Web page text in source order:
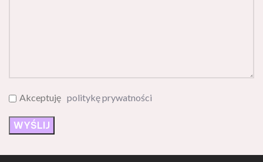
Akceptuję politykę prywatności